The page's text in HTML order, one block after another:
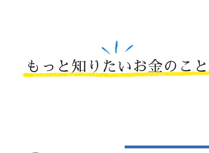
もっと知りたいお金のこと